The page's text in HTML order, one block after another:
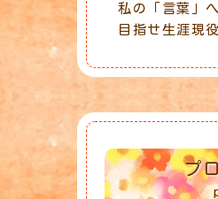
私の「言葉」
目指せ生涯現
プ